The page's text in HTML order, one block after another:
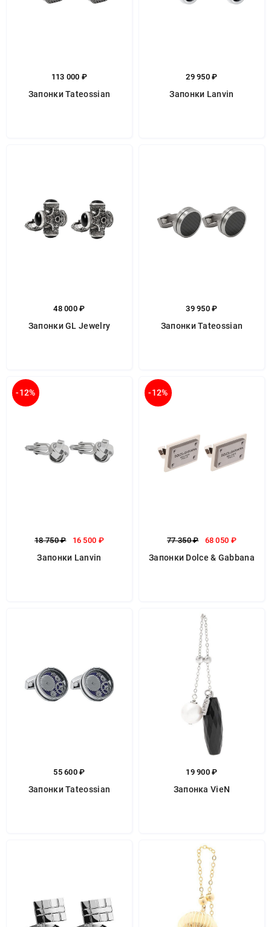
113 000 ₽
Запонки Tateossian
29 950 ₽
Запонки Lanvin
48 000 ₽
Запонки GL Jewelry
39 950 ₽
Запонки Tateossian
-12%
18 750 ₽ 16 500 ₽
Запонки Lanvin
-12%
77 350 ₽ 68 050 ₽
Запонки Dolce & Gabbana
55 600 ₽
Запонки Tateossian
19 900 ₽
Запонка VieN